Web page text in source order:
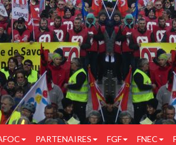
PARTENAIRES FGF FNEC